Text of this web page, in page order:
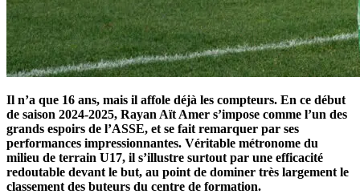
Il n’a que 16 ans, mais il affole déjà les compteurs. En ce début
de saison 2024-2025, Rayan Aït Amer s’impose comme l’un des
grands espoirs de l’ASSE, et se fait remarquer par ses
performances impressionnantes. Véritable métronome du
milieu de terrain U17, il s’illustre surtout par une efficacité
redoutable devant le but, au point de dominer très largement le
classement des buteurs du centre de formation.